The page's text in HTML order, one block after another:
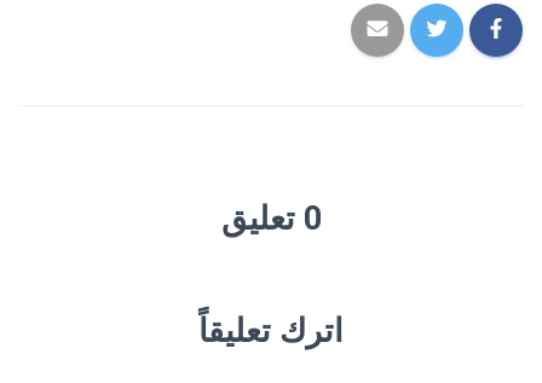
0 تعليق
اترك تعليقاً